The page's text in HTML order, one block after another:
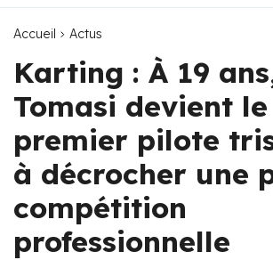
Accueil Actus
Karting : À 19
Tomasi devient le
premier pilote
à décrocher une
compétition
professionnelle